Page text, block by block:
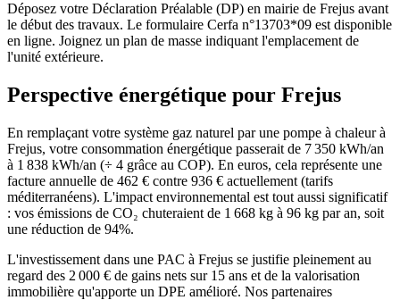
Déposez votre Déclaration Préalable (DP) en mairie de Frejus avant
le début des travaux. Le formulaire Cerfa n°13703*09 est disponible
en ligne. Joignez un plan de masse indiquant l'emplacement de
l'unité extérieure.
Perspective énergétique pour Frejus
En remplaçant votre système gaz naturel par une pompe à chaleur à
Frejus, votre consommation énergétique passerait de 7 350 kWh/an
à 1 838 kWh/an (÷ 4 grâce au COP). En euros, cela représente une
facture annuelle de 462 € contre 936 € actuellement (tarifs
méditerranéens). L'impact environnemental est tout aussi significatif
: vos émissions de CO₂ chuteraient de 1 668 kg à 96 kg par an, soit
une réduction de 94%.
L'investissement dans une PAC à Frejus se justifie pleinement au
regard des 2 000 € de gains nets sur 15 ans et de la valorisation
immobilière qu'apporte un DPE amélioré. Nos partenaires